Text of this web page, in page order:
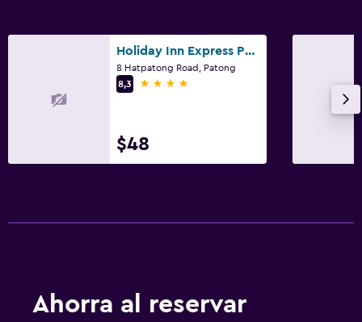
Holiday Inn Express Phuket Patong Beach Central, An IHG Hotel (Sha Plus+)
8 Hatpatong Road, Patong
8,3
4 estrellas
$48
Ahorra al reservar